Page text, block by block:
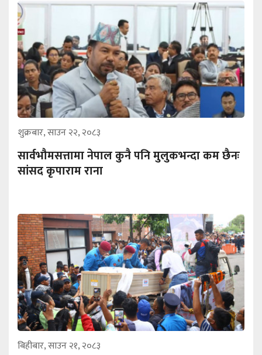
शुक्रबार, साउन २२, २०८३
सार्वभौमसत्तामा नेपाल कुनै पनि मुलुकभन्दा कम छैनः
सांसद कृपाराम राना
बिहीबार, साउन २१, २०८३